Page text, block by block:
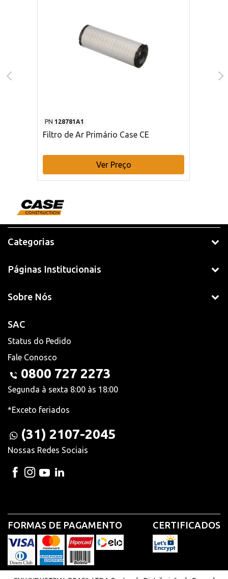
PN 128781A1
Filtro de Ar Primário Case CE
Ver Preço
Categorias
Páginas Institucionais
Sobre Nós
SAC
Status do Pedido
Fale Conosco
0800 727 2273
Segunda à sexta 8:00 às 18:00
*Exceto feriados
(31) 2107-2045
Nossas Redes Sociais
FORMAS DE PAGAMENTO CERTIFICADOS